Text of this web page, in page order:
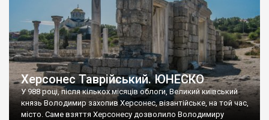
Херсонес Таврійський. ЮНЕСКО
У 988 році, після кількох місяців облоги, Великий київський
князь Володимир захопив Херсонес, візантійське, на той час,
місто. Саме взяття Херсонесу дозволило Володимиру